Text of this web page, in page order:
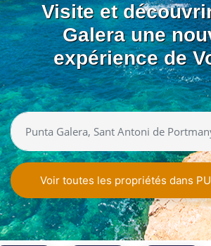
Visite et
Galera une
expérience de
Voir toutes les propriétés dans